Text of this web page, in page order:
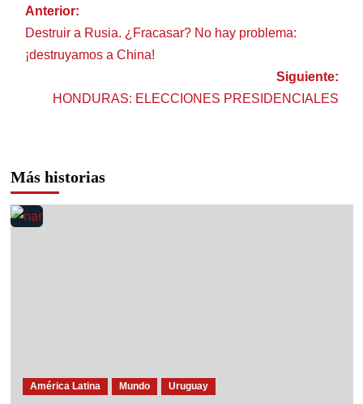
Anterior:
Destruir a Rusia. ¿Fracasar? No hay problema:
¡destruyamos a China!
Siguiente:
HONDURAS: ELECCIONES PRESIDENCIALES
Más historias
América Latina Mundo Uruguay